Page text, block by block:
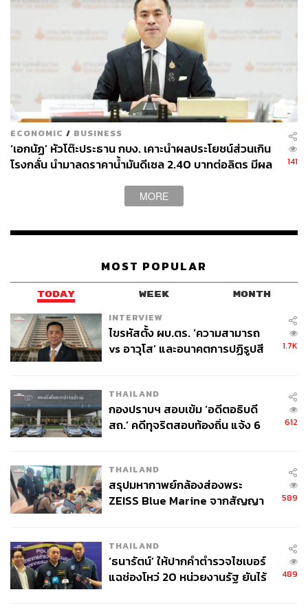
น้ำมันเบนซิน
อินโนเวสท์ เอกซ์ จำกัด (InnovestX)
ราคาน้ำมันเบนซิน
ราคาน้ำมัน
Market Focus
Caltex
บมจ.สตาร์ ปิโตรเลียม รีไฟน์นิ่ง (SPRC)
ABOUT THE AUTHOR
บล.อินโนเวสท์ เอกซ์
InnovestX
ศวิตา พูลเสถียร
ช่างภาพข่าว ประจำสำนักข่าว THE
STANDARD
ECONOMIC / BUSINESS
‘เอกนัฏ’ หัวโต๊ะประธาน กบง. เคาะนำผลประโยชน์ส่วนเกิน
โรงกลั่น นำมาลดราคาน้ำมันดีเซล 2.40 บาทต่อลิตร มีผล
141
MORE
MOST POPULAR
TODAY WEEK MONTH
INTERVIEW
ไขรหัสตั้ง ผบ.ตร. ‘ความสามารถ
vs อาวุโส’ และอนาคตการปฏิรูปสี
1.7K
THAILAND
กองปราบฯ สอบเข้ม ‘อดีตอธิบดี
สถ.’ คดีทุจริตสอบท้องถิ่น แจ้ง 6
612
THAILAND
สรุปมหากาพย์กล้องส่องพระ
ZEISS Blue Marine จากสัญญา
จ่ายหนี้-แอบระบุแบรนด์
589
THAILAND
‘ธนารัตน์’ ให้ปากคำตำรวจไซเบอร์
แฉช่องโหว่ 20 หน่วยงานรัฐ ยันไร้
489